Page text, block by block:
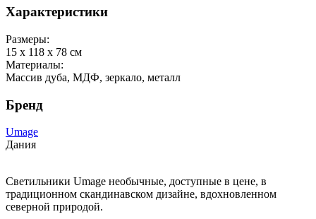
Характеристики
Размеры:
15 x 118 x 78 см
Материалы:
Массив дуба, МДФ, зеркало, металл
Бренд
Umage
Дания
Светильники Umage необычные, доступные в цене, в
традиционном скандинавском дизайне, вдохновленном
северной природой.